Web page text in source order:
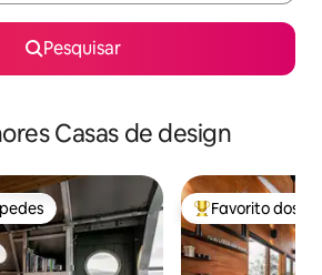
Pesquisar
Casas de design
mais apreciados Favoritos dos
Favorito dos